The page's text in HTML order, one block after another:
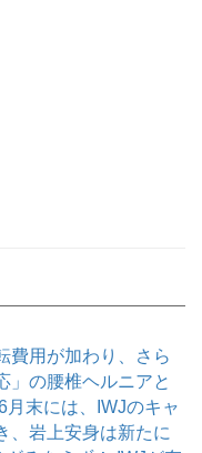
費用が加わり、さら
」の腰椎ヘルニアと
月末には、IWJのキャ
、岩上安身は新たに